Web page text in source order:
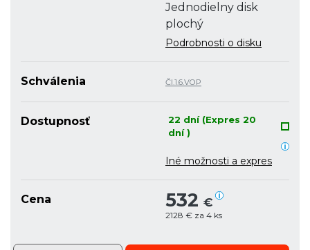
Jednodielny disk
plochý
Podrobnosti o disku
Schválenia Čl.1.6.VOP
Dostupnosť
22 dní (Expres 20
dní )
Iné možnosti a expres
Cena 532 €
2128 € za 4 ks